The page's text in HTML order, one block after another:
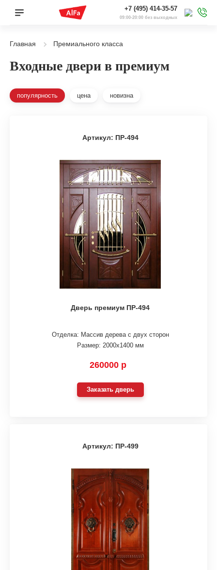
+7 (495) 414-35-57
09:00-20:00 без выходных
Главная Премиального класса
Входные двери в премиум
популярность цена новизна
Артикул: ПР-494
Дверь премиум ПР-494
Отделка: Массив дерева с двух сторон
Размер: 2000х1400 мм
260000 р
Заказать дверь
Артикул: ПР-499